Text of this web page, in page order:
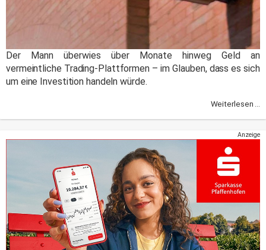
Der Mann überwies über Monate hinweg Geld an
vermeintliche Trading-Plattformen – im Glauben, dass es sich
um eine Investition handeln würde.
Weiterlesen ...
Anzeige